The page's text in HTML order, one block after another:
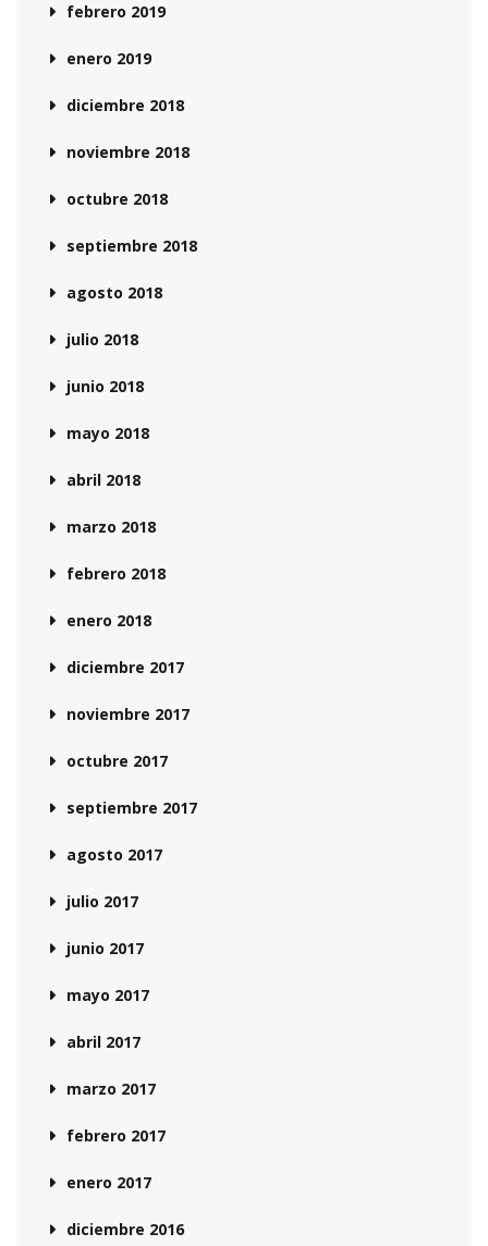
febrero 2019
enero 2019
diciembre 2018
noviembre 2018
octubre 2018
septiembre 2018
agosto 2018
julio 2018
junio 2018
mayo 2018
abril 2018
marzo 2018
febrero 2018
enero 2018
diciembre 2017
noviembre 2017
octubre 2017
septiembre 2017
agosto 2017
julio 2017
junio 2017
mayo 2017
abril 2017
marzo 2017
febrero 2017
enero 2017
diciembre 2016